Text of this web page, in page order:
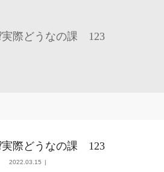
実際どうなの課 123
実際どうなの課 123
2022.03.15